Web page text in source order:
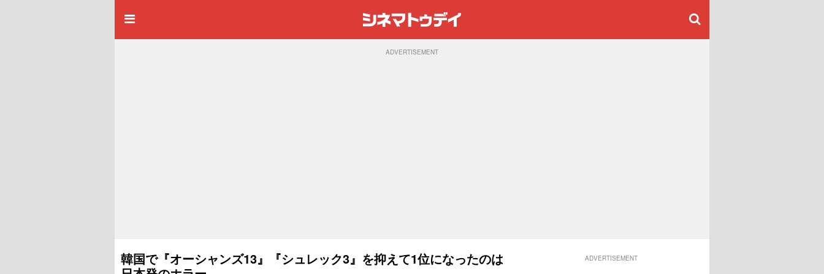
ADVERTISEMENT
韓国で『オーシャンズ13』『シュレック3』を抑えて1位になったのは
ADVERTISEMENT